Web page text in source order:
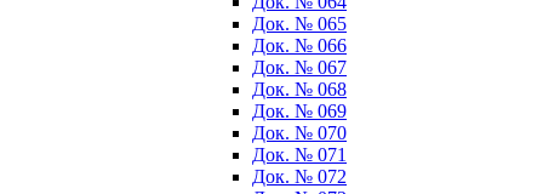
Док. № 065
Док. № 066
Док. № 067
Док. № 068
Док. № 069
Док. № 070
Док. № 071
Док. № 072